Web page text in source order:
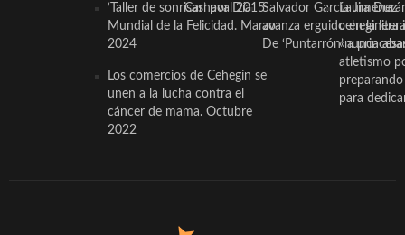
‘Taller de sonrisas’ por Día
Mundial de la Felicidad. Marzo
2024
Los comercios de Cehegín se
unen a la lucha contra el
cáncer de mama. Octubre
2022
Carnaval 2015Salvador García Jiménez
avanza erguido en la
De ‘Puntarrón’ a
Laura
ceheginera
«nunca
atletismo
para